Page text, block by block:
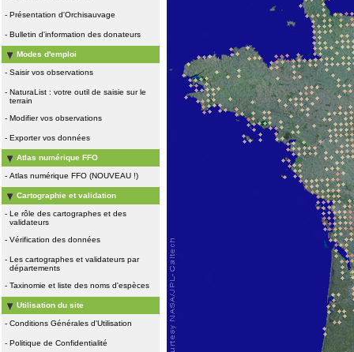
- Présentation d'Orchisauvage
- Bulletin d'information des donateurs
Modes d'emploi
- Saisir vos observations
- NaturaList : votre outil de saisie sur le
terrain
- Modifier vos observations
- Exporter vos données
Atlas numérique FFO
- Atlas numérique FFO (NOUVEAU !)
Cartographie et validation
- Le rôle des cartographes et des
validateurs
- Vérification des données
- Les cartographes et validateurs par
départements
- Taxinomie et liste des noms d'espèces
Utilisation du site
- Conditions Générales d'Utilisation
- Politique de Confidentialité